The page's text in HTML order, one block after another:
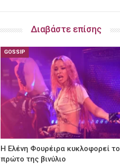
Διαβάστε επίσης
GOSSIP
Η Ελένη Φουρέιρα κυκλοφορεί το
πρώτο της βινύλιο